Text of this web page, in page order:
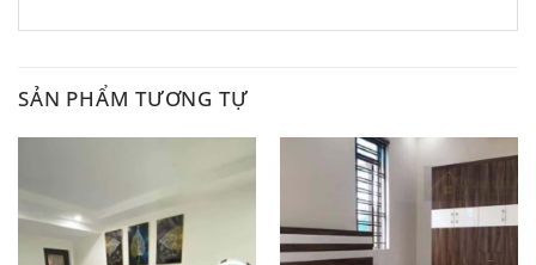
SẢN PHẨM TƯƠNG TỰ